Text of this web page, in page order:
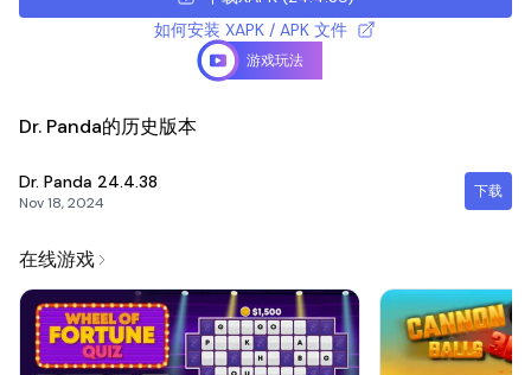
如何安装 XAPK / APK 文件
游戏玩法
Dr. Panda的历史版本
Dr. Panda 24.4.38
Nov 18, 2024
下载
在线游戏